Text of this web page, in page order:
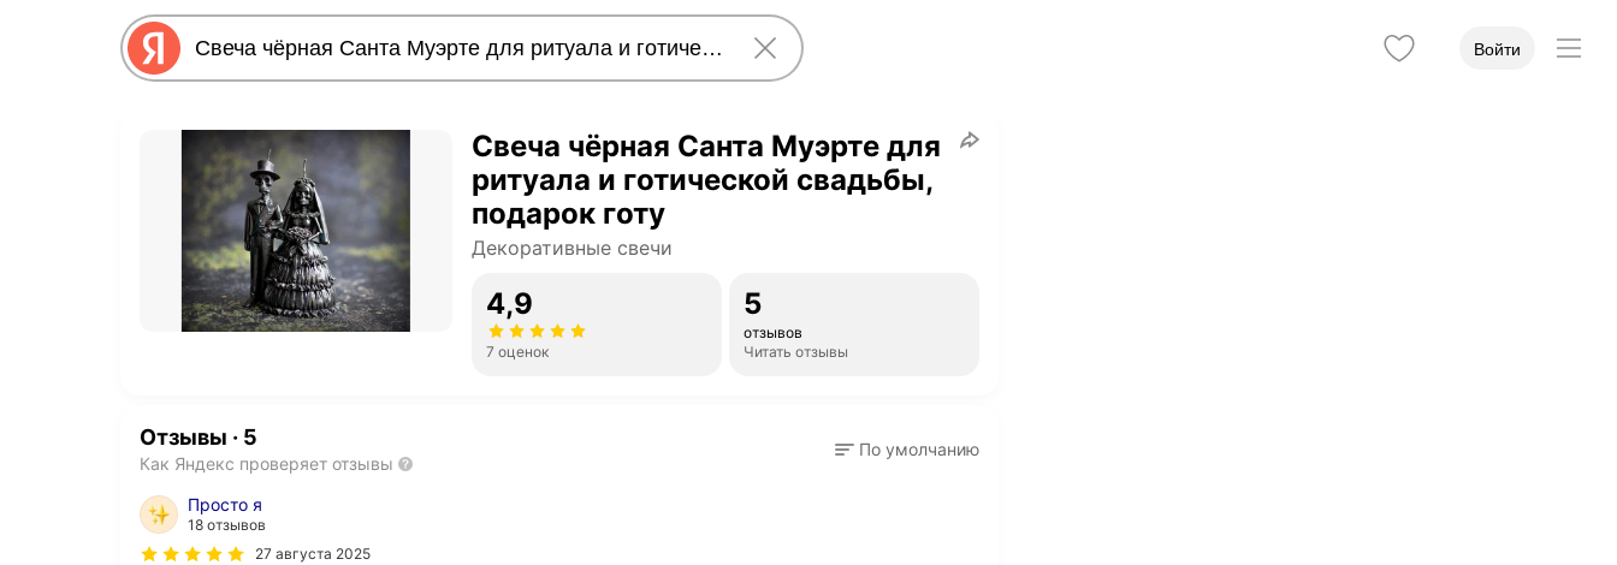
Войти
Свеча чёрная Санта Муэрте для
ритуала и готической свадьбы,
подарок готу
Декоративные свечи
4,9
7 оценок
5
отзывов
Читать отзывы
Отзывы · 5
Как Яндекс проверяет отзывы
По умолчанию
Просто я
18 отзывов
27 августа 2025